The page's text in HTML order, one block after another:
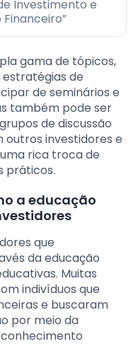
Investimento e
gama de tópicos,
de
de seminários e
também pode ser
de discussão
investidores e
rica troca de
práticos.
a educação
que
da educação
Muitas
indivíduos que
e buscaram
por meio da